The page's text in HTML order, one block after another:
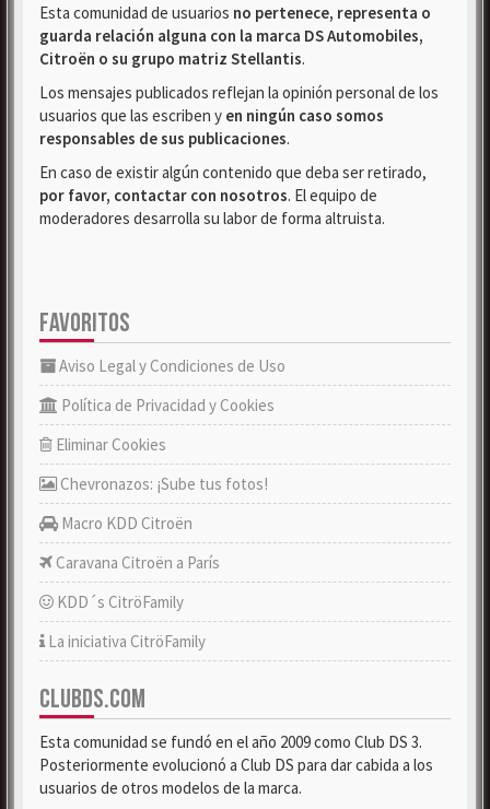
Esta comunidad de usuarios no pertenece, representa o
guarda relación alguna con la marca DS Automobiles,
Citroën o su grupo matriz Stellantis.
Los mensajes publicados reflejan la opinión personal de los
usuarios que las escriben y en ningún caso somos
responsables de sus publicaciones.
En caso de existir algún contenido que deba ser retirado,
por favor, contactar con nosotros. El equipo de
moderadores desarrolla su labor de forma altruista.
FAVORITOS
Aviso Legal y Condiciones de Uso
Política de Privacidad y Cookies
Eliminar Cookies
Chevronazos: ¡Sube tus fotos!
Macro KDD Citroën
Caravana Citroën a París
KDD´s CitröFamily
La iniciativa CitröFamily
CLUBDS.COM
Esta comunidad se fundó en el año 2009 como Club DS 3.
Posteriormente evolucionó a Club DS para dar cabida a los
usuarios de otros modelos de la marca.